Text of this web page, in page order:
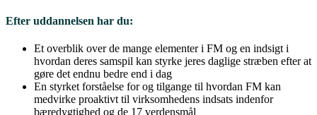
Efter uddannelsen har du:
Et overblik over de mange elementer i FM og en indsigt i
hvordan deres samspil kan styrke jeres daglige stræben efter at
gøre det endnu bedre end i dag
En styrket forståelse for og tilgange til hvordan FM kan
medvirke proaktivt til virksomhedens indsats indenfor
bæredygtighed og de 17 verdensmål